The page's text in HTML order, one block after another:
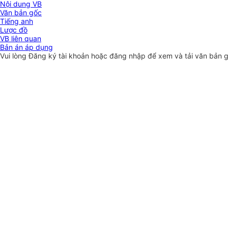
Nội dung VB
Văn bản gốc
Tiếng anh
Lược đồ
VB liên quan
Bản án áp dụng
Vui lòngĐăng ký tài khoản hoặc đăng nhập để xem và tải văn bản